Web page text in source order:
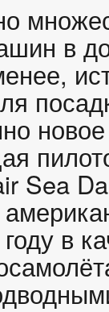
в
Sea
в